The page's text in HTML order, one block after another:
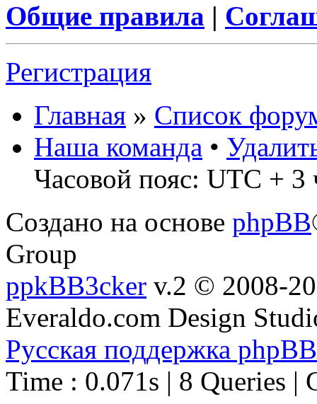
Общие правила |
Регистрация
Главная » Список
Наша команда •
Часовой пояс: UTC + 3
Создано на основе phpBB
Group
ppkBB3cker v.2 © 2008-
Everaldo.com Design
Русская поддержка phpBB
Time : 0.071s | 8 Queries |